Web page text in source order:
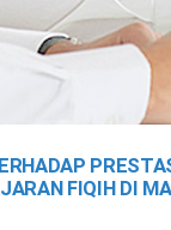
FIQIH DI